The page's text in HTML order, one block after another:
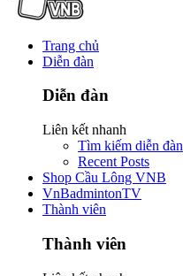
Trang chủ
Diễn đàn
Diễn đàn
Liên kết nhanh
Tìm kiếm diễn đàn
Recent Posts
Shop Cầu Lông VNB
VnBadmintonTV
Thành viên
Thành viên